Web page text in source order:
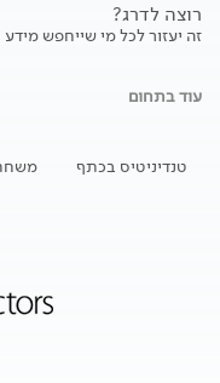
רוצה לדרג?
זה יעזור לכל מי שייחפש
עוד בתחום
טנדיניטיס בכתף